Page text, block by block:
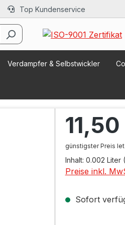
Top Kundenservice
Verdampfer & Selbstwickler
günstigster Preis
Inhalt: 0.002 Liter
Preise inkl.
Sofort